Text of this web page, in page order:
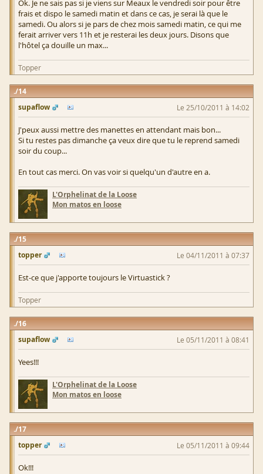
Ok. Je ne sais pas si je viens sur Meaux le vendredi soir pour être
frais et dispo le samedi matin et dans ce cas, je serai là que le
samedi. Ou alors si je pars de chez mois samedi matin, ce qui me
ferait arriver vers 11h et je resterai les deux jours. Disons que
l'hôtel ça douille un max...
Topper
14
supaflow
Le 25/10/2011 à 14:02
J'peux aussi mettre des manettes en attendant mais bon...
Si tu restes pas dimanche ça veux dire que tu le reprend samedi
soir du coup...
En tout cas merci. On vas voir si quelqu'un d'autre en a.
L'Orphelinat de la Loose
Mon matos en loose
15
topper
Le 04/11/2011 à 07:37
Est-ce que j'apporte toujours le Virtuastick ?
Topper
16
supaflow
Le 05/11/2011 à 08:41
Yees!!!
L'Orphelinat de la Loose
Mon matos en loose
17
topper
Le 05/11/2011 à 09:44
Ok!!!